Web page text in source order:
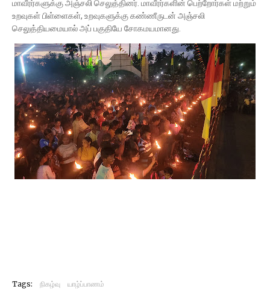
மாவீரர்களுக்கு அஞ்சலி செலுத்தினர். மாவீரர்களின் பெற்றோர்கள் மற்றும்
உறவுகள் பிள்ளைகள், உறவுகளுக்கு கண்ணீருடன் அஞ்சலி
செலுத்தியமையால் அப் பகுதியே சோகமயமானது.
Tags: நிகழ்வு யாழ்ப்பாணம்